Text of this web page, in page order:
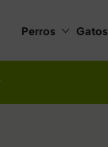
Perros Gatos